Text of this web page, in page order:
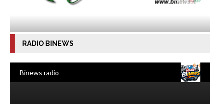
RADIO BINEWS